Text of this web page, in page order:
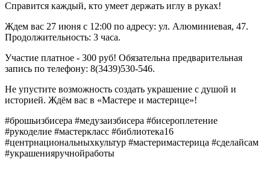
Справится каждый, кто умеет держать иглу в руках!
Ждем вас 27 июня с 12:00 по адресу: ул. Алюминиевая, 47.
Продолжительность: 3 часа.
Участие платное - 300 руб! Обязательна предварительная
запись по телефону: 8(3439)530-546.
Не упустите возможность создать украшение с душой и
историей. Ждём вас в «Мастере и мастерице»!
#брошьизбисера #медузаизбисера #бисероплетение
#рукоделие #мастеркласс #библиотека16
#центрнациональныхкультур #мастеримастерица #сделайсам
#украшенияручнойработы